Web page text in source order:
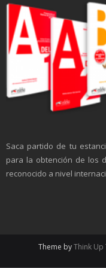
Saca partido de tu
para la obtención de los
reconocido a nivel
Theme byThink Up